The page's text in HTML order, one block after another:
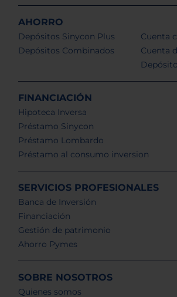
AHORRO
Depósitos Sinycon Plus
Depósitos Combinados
Cuenta
Cuenta
FINANCIACIÓN
Hipoteca Inversa
Préstamo Sinycon
Préstamo Lombardo
Préstamo al consumo inversion
SERVICIOS PROFESIONALES
Banca de Inversión
Financiación
Gestión de patrimonio
Ahorro Pymes
SOBRE NOSOTROS
Quienes somos